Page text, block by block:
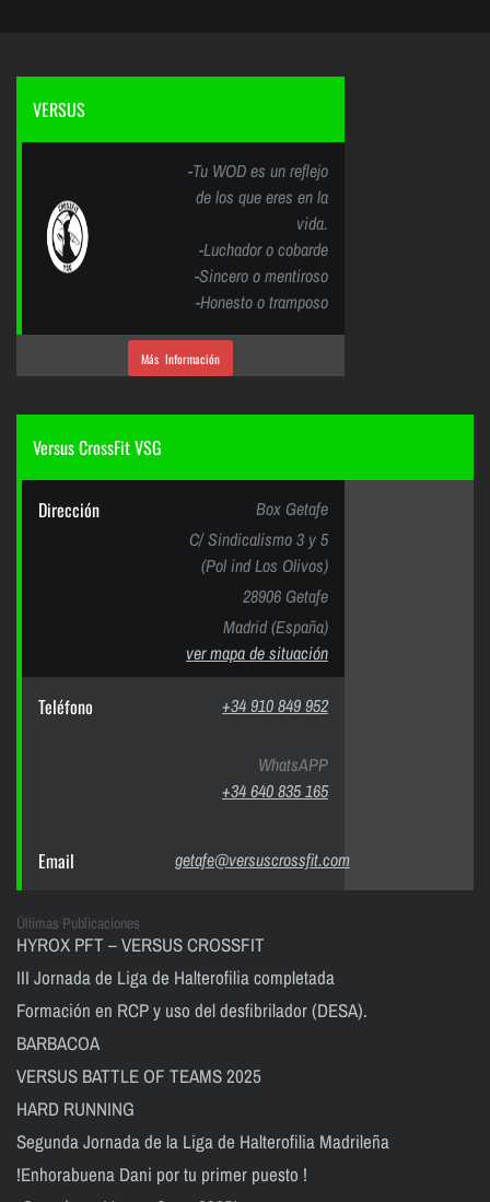
VERSUS
-Tu WOD es un reflejo
de los que eres en la
vida.
-Luchador o cobarde
-Sincero o mentiroso
-Honesto o tramposo
Más Información
Versus CrossFit VSG
Dirección
Box Getafe
C/ Sindicalismo 3 y 5
(Pol ind Los Olivos)
28906 Getafe
Madrid (España)
ver mapa de situación
Teléfono +34 910 849 952
WhatsAPP
+34 640 835 165
Email getafe@versuscrossfit.com
Últimas Publicaciones
HYROX PFT – VERSUS CROSSFIT
III Jornada de Liga de Halterofilia completada
Formación en RCP y uso del desfibrilador (DESA).
BARBACOA
VERSUS BATTLE OF TEAMS 2025
HARD RUNNING
Segunda Jornada de la Liga de Halterofilia Madrileña
!Enhorabuena Dani por tu primer puesto !